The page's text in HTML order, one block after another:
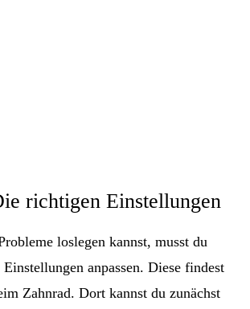
richtigen Einstellungen
loslegen kannst, musst du
anpassen. Diese findest
Zahnrad. Dort kannst du zunächst